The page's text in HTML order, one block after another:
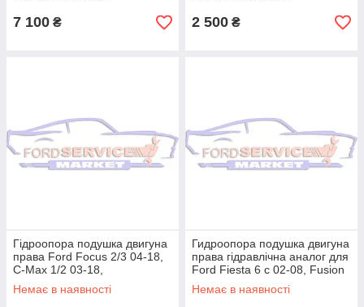
7 100 ₴ 2 500 ₴
Гідроопора подушка двигуна
права Ford Focus 2/3 04-18,
C-Max 1/2 03-18,
Transit/Tourneo Connect 13-
для 1.6
Немає в наявності
Гидроопора подушка двигуна
права гідравлічна аналог для
Ford Fiesta 6 c 02-08, Fusion
c 02-12 для
Немає в наявності